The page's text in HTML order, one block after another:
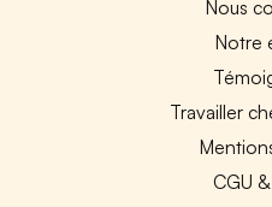
Nous
Notre
Travailler
CGU